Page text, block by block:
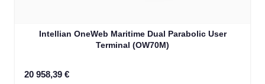
Intellian OneWeb Maritime Dual Parabolic User
Terminal (OW70M)
20 958,39 €